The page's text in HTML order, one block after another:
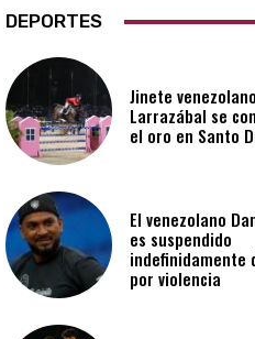
DEPORTES
Jinete
Larrazábal se
el oro en Santo
El venezolano
es suspendido
indefinidamente
por violencia